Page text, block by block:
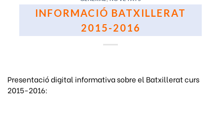
INFORMACIÓ BATXILLERAT
2015-2016
Presentació digital informativa sobre el Batxillerat curs
2015-2016: